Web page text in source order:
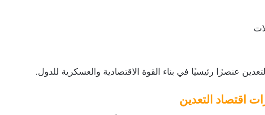
عنصرًا رئيسيًا في بناء القوة الاقتصادية والعسكرية للدول.